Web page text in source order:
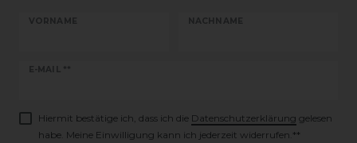
VORNAME NACHNAME
E-MAIL **
Newsletter
Hiermit bestätige ich, dass ich die Daten­schutz­erklärung gelesen
habe. Meine Einwilligung kann ich jederzeit widerrufen.**